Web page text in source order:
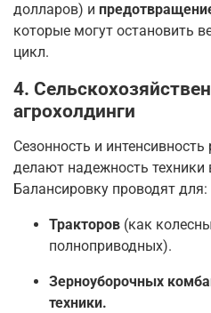
долларов) и
которые могут остановить
цикл.
4.
агрохолдинги
Сезонность и интенсивность
делают надежность
Балансировку проводят для:
Тракторов (как
полноприводных).
Зерноуборочных
техники.